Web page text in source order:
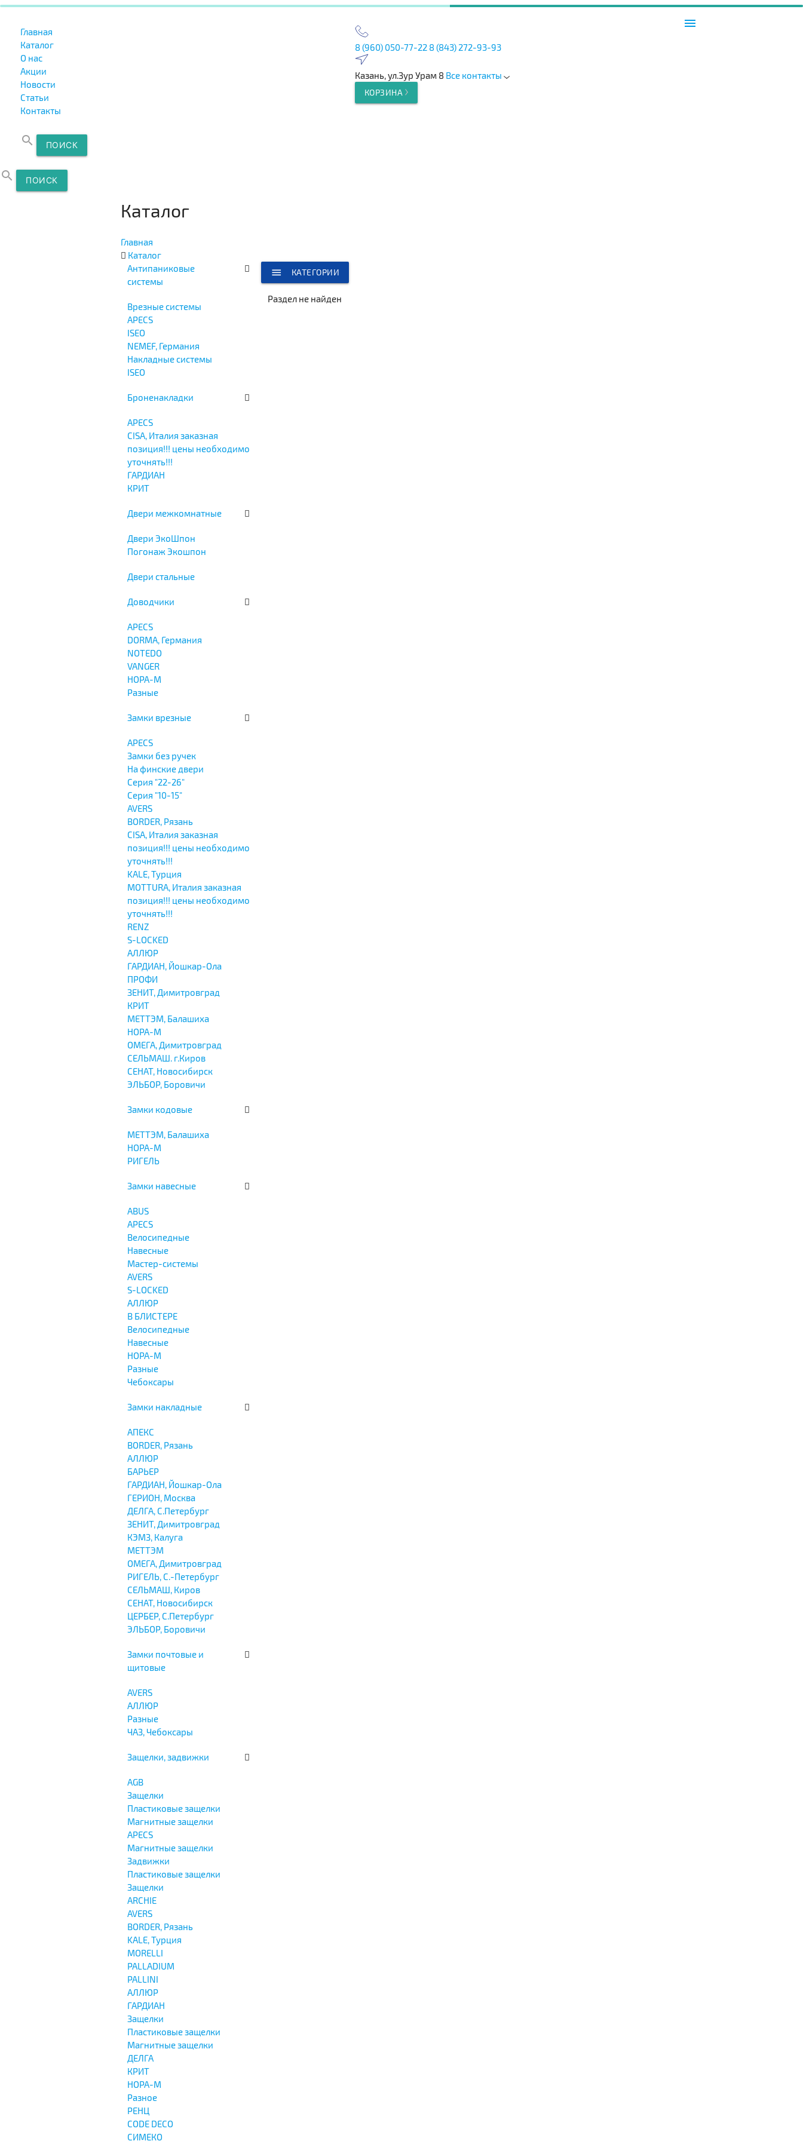
menu
Главная
Каталог
О нас
Акции
Новости
Статьи
Контакты
search ПОИСК
8 (960) 050-77-22 8 (843) 272-93-93
Казань, ул.Зур Урам 8 Все контакты
КОРЗИНА
search ПОИСК
Каталог
Главная
Каталог
Антипаниковые
системы
Врезные системы
APECS
ISEO
NEMEF, Германия
Накладные системы
ISEO
Броненакладки
APECS
CISA, Италия заказная
позиция!!! цены необходимо
уточнять!!!
ГАРДИАН
КРИТ
Двери межкомнатные
Двери ЭкоШпон
Погонаж Экошпон
Двери стальные
Доводчики
APECS
DORMA, Германия
NOTEDO
VANGER
НОРА-М
Разные
Замки врезные
APECS
Замки без ручек
На финские двери
Серия "22-26"
Серия "10-15"
AVERS
BORDER, Рязань
CISA, Италия заказная
позиция!!! цены необходимо
уточнять!!!
KALE, Турция
MOTTURA, Италия заказная
позиция!!! цены необходимо
уточнять!!!
RENZ
S-LOCKED
АЛЛЮР
ГАРДИАН, Йошкар-Ола
ПРОФИ
ЗЕНИТ, Димитровград
КРИТ
МЕТТЭМ, Балашиха
НОРА-М
ОМЕГА, Димитровград
СЕЛЬМАШ. г.Киров
СЕНАТ, Новосибирск
ЭЛЬБОР, Боровичи
Замки кодовые
МЕТТЭМ, Балашиха
НОРА-М
РИГЕЛЬ
Замки навесные
ABUS
APECS
Велосипедные
Навесные
Мастер-системы
AVERS
S-LOCKED
АЛЛЮР
В БЛИСТЕРЕ
Велосипедные
Навесные
НОРА-М
Разные
Чебоксары
Замки накладные
АПЕКС
BORDER, Рязань
АЛЛЮР
БАРЬЕР
ГАРДИАН, Йошкар-Ола
ГЕРИОН, Москва
ДЕЛГА, С.Петербург
ЗЕНИТ, Димитровград
КЭМЗ, Калуга
МЕТТЭМ
ОМЕГА, Димитровград
РИГЕЛЬ, С.-Петербург
СЕЛЬМАШ, Киров
СЕНАТ, Новосибирск
ЦЕРБЕР, С.Петербург
ЭЛЬБОР, Боровичи
Замки почтовые и
щитовые
AVERS
АЛЛЮР
Разные
ЧАЗ, Чебоксары
Защелки, задвижки
AGB
Защелки
Пластиковые защелки
Магнитные защелки
APECS
Магнитные защелки
Задвижки
Пластиковые защелки
Защелки
ARCHIE
AVERS
BORDER, Рязань
KALE, Турция
MORELLI
PALLADIUM
PALLINI
АЛЛЮР
ГАРДИАН
Защелки
Пластиковые защелки
Магнитные защелки
ДЕЛГА
КРИТ
НОРА-М
Разное
РЕНЦ
СODE DECO
СИМЕКО
menu КАТЕГОРИИ
Раздел не найден